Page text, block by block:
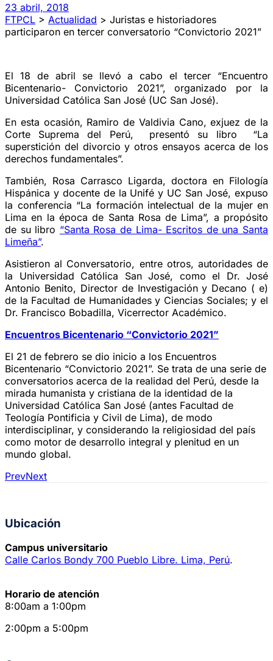
23 abril, 2018
FTPCL > Actualidad > Juristas e historiadores
participaron en tercer conversatorio “Convictorio 2021”
El 18 de abril se llevó a cabo el tercer “Encuentro
Bicentenario- Convictorio 2021”, organizado por la
Universidad Católica San José (UC San José).
En esta ocasión, Ramiro de Valdivia Cano, exjuez de la
Corte Suprema del Perú, presentó su libro “La
superstición del divorcio y otros ensayos acerca de los
derechos fundamentales”.
También, Rosa Carrasco Ligarda, doctora en Filología
Hispánica y docente de la Unifé y UC San José, expuso
la conferencia “La formación intelectual de la mujer en
Lima en la época de Santa Rosa de Lima”, a propósito
de su libro “Santa Rosa de Lima- Escritos de una Santa
Limeña”.
Asistieron al Conversatorio, entre otros, autoridades de
la Universidad Católica San José, como el Dr. José
Antonio Benito, Director de Investigación y Decano ( e)
de la Facultad de Humanidades y Ciencias Sociales; y el
Dr. Francisco Bobadilla, Vicerrector Académico.
Encuentros Bicentenario “Convictorio 2021”
El 21 de febrero se dio inicio a los Encuentros
Bicentenario “Convictorio 2021”. Se trata de una serie de
conversatorios acerca de la realidad del Perú, desde la
mirada humanista y cristiana de la identidad de la
Universidad Católica San José (antes Facultad de
Teología Pontificia y Civil de Lima), de modo
interdisciplinar, y considerando la religiosidad del país
como motor de desarrollo integral y plenitud en un
mundo global.
PrevNext
Ubicación
Campus universitario
Calle Carlos Bondy 700 Pueblo Libre. Lima, Perú.
Horario de atención
8:00am a 1:00pm
2:00pm a 5:00pm